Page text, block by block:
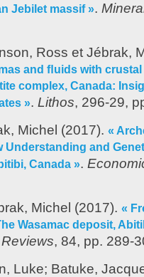
Jebilet massif ».
Ross et Jébrak,
and ﬂuids with
complex, Canada:
». Lithos, 296-29,
Michel (2017). «
Understanding and
Canada ».
Michel (2017). «
Wasamac deposit,
, 84, pp. 289-
Luke; Batuke,